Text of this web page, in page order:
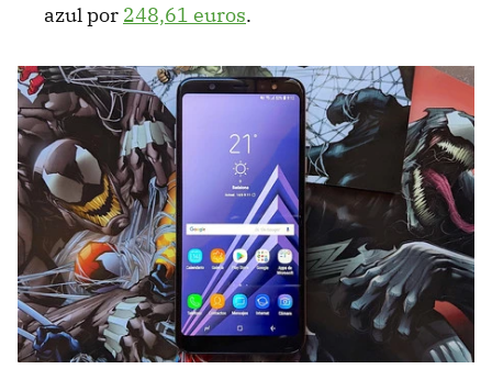
azul por 248,61 euros.